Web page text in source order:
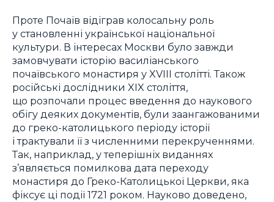
Проте Почаїв відіграв колосальну роль
у становленні української національної
культури. В інтересах Москви було завжди
замовчувати історію василіанського
почаївського монастиря у XVIII столітті. Також
російські дослідники XIX століття,
що розпочали процес введення до наукового
обігу деяких документів, були заангажованими
до греко-католицького періоду історії
і трактували її з численними перекрученнями.
Так, наприклад, у теперішніх виданнях
з’являється помилкова дата переходу
монастиря до Греко-Католицької Церкви, яка
фіксує ці події 1721 роком. Науково доведено,